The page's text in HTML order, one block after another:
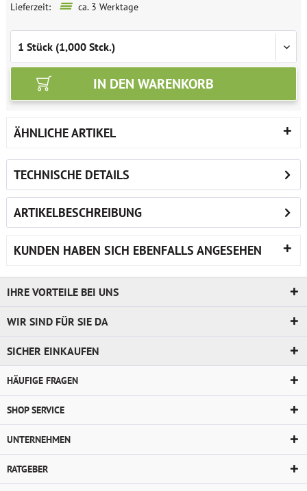
Lieferzeit: ca. 3 Werktage
IN DEN WARENKORB
ÄHNLICHE ARTIKEL
TECHNISCHE DETAILS
ARTIKELBESCHREIBUNG
KUNDEN HABEN SICH EBENFALLS ANGESEHEN
IHRE VORTEILE BEI UNS
WIR SIND FÜR SIE DA
SICHER EINKAUFEN
HÄUFIGE FRAGEN
SHOP SERVICE
UNTERNEHMEN
RATGEBER